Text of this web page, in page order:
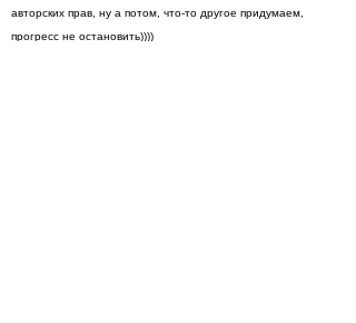
авторских прав, ну а потом, что-то другое придумаем,
прогресс не остановить))))